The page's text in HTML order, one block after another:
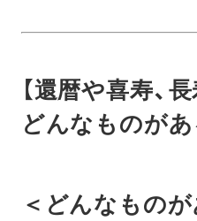
【還暦や喜寿、
どんなものがあ
＜どんなもの